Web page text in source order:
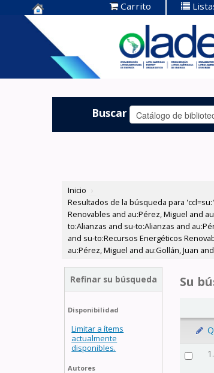
Centro de
Documentación
OLADE -
Carrito
Buscar
Inicio ›
Resultados de la búsqueda para
Renovables and au:Pérez, Miguel and
to:Alianzas and su-to:Alianzas and
and su-to:Recursos Energéticos
au:Pérez, Miguel and au:Gollán, Juan
Refinar su búsqueda
Disponibilidad
Limitar a ítems
actualmente
disponibles.
Autores
Su
1.